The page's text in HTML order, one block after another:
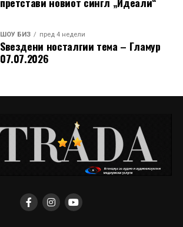
ШОУ БИЗ пред 4 недели
Ѕвездени носталгии тема – Гламур
07.07.2026